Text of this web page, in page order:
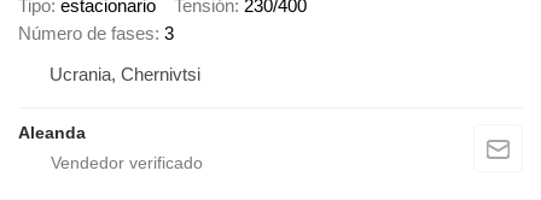
Tipo estacionario Tensión 230/400
Número de fases 3
Ucrania, Chernivtsi
Aleanda